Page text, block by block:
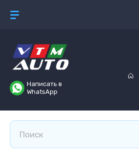
Написать в
WhatsApp